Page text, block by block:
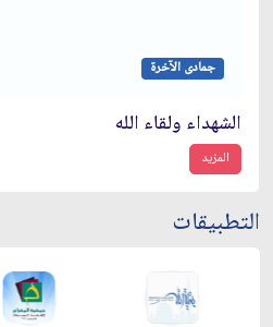
جمادى الآخرة
الشهداء ولقاء الله
المزيد
التطبيقات